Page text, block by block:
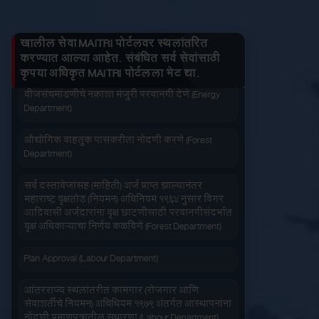
जलद सेवा सेवा आपल्या दारात
सहज पोहोच सोपी शुल्कभरणा
वापरण्यास सोपे वेळेची बचत
खालील सेवा MAITRI पोर्टलवर स्थलांतरित
करण्यात आल्या आहेत. संबंधित सर्व सेवांसाठी
कृपया अधिकृत MAITRI पोर्टलला भेट द्या.
वीज संचमांडणीचे निरीक्षण करणे. (Energy Department)
वीजसंचमांडणीचे नकाशा मंजुरी परवानगी देणे (Energy
Department)
औद्योगिक वाहतुक पासकरीता नोंदणी करणे (Forest
Department)
सर्व दस्तावेजांसह (माहिती) अर्ज प्राप्त झाल्यानंतर
महाराष्ट्र वृक्षतोड (नियमन) अधिनियम १९६४ नुसार बिगर
आदिवासी अर्जदारांना वृक्ष छाटणीसाठी परवानगीसंदर्भात
वृक्ष अधिकाऱ्याचा निर्णय कळविणे (Forest Department)
Plan Approval (Labour Department)
आंतरराज्य स्थलांतरीत कामगार (रोजगार आणि
सेवाशर्तीचे नियमन) अधिधियम १९७९ अंतर्गत आस्थापनांना
नोंदणी प्रमाणपत्रातील सुधारणा (Labour Department)